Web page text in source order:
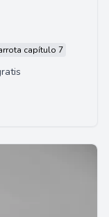
capítulo 7